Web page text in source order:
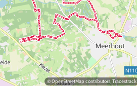
© OpenStreetMap contributors, Tracestrack